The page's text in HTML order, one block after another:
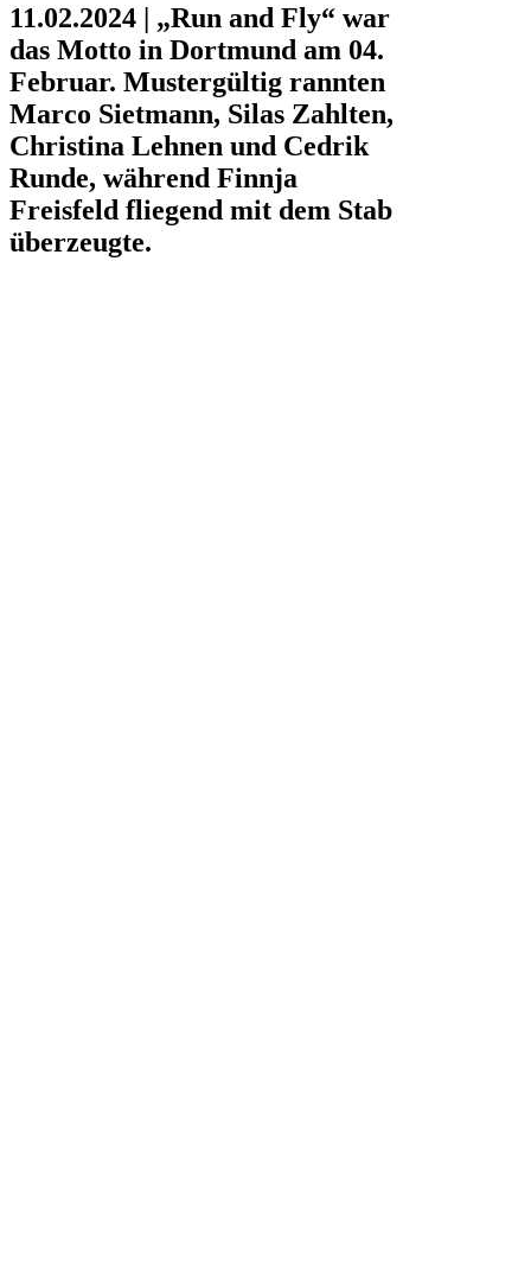
11.02.2024 | „Run and Fly“ war
das Motto in Dortmund am 04.
Februar. Mustergültig rannten
Marco Sietmann, Silas Zahlten,
Christina Lehnen und Cedrik
Runde, während Finnja
Freisfeld fliegend mit dem Stab
überzeugte.